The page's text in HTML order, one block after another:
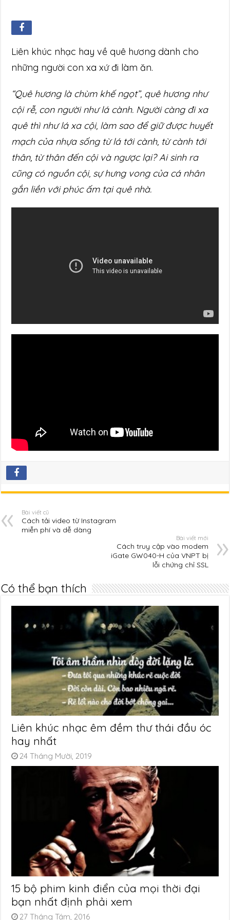
Liên khúc nhạc hay về quê hương dành cho
những người con xa xứ đi làm ăn.
“Quê hương là chùm khế ngọt”, quê hương như
cội rễ, con người như lá cành. Người càng đi xa
quê thì như lá xa cội, làm sao để giữ được huyết
mạch của nhựa sống từ lá tới cành, từ cành tới
thân, từ thân đến cội và ngược lại? Ai sinh ra
cũng có nguồn cội, sự hưng vong của cá nhân
gắn liền với phúc ấm tại quê nhà.
Bài viết cũ
Cách tải video từ Instagram
miễn phí và dễ dàng
Bài viết mới
Cách truy cập vào modem
iGate GW040-H của VNPT bị
lỗi chứng chỉ SSL
Có thể bạn thích
Liên khúc nhạc êm đềm thư thái đầu óc
hay nhất
24 Tháng Mười, 2019
15 bộ phim kinh điển của mọi thời đại
bạn nhất định phải xem
27 Tháng Tám, 2016